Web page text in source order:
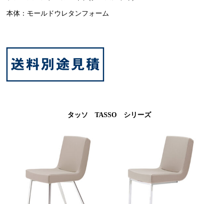
本体：モールドウレタンフォーム
タッソ TASSO シリーズ